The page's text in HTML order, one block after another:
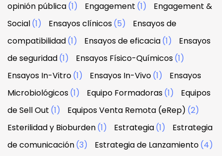
opinión pública(1) Engagement (1)
Engagement &
Social(1) Ensayos clínicos(5)
Ensayos de
compatibilidad(1) Ensayos de eficacia(1)
Ensayos
de seguridad(1) Ensayos Físico-Químicos(1)
Ensayos In-Vitro(1) Ensayos In-Vivo(1)
Ensayos
Microbiológicos(1) Equipo Formadoras(1)
Equipos
de Sell Out (1) Equipos Venta Remota (eRep) (2)
Esterilidad y Bioburden(1) Estrategia(1)
Estrategia
de comunicación(3) Estrategia de Lanzamiento(4)